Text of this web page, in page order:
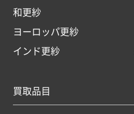
和更紗
ヨーロッパ更紗
インド更紗
買取品目